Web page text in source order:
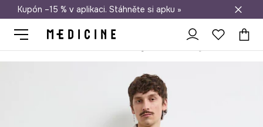
Doprava zdarma při nákupu nad 1 200 Kč
Kupón –15 % v aplikaci. Stáhněte si apku »